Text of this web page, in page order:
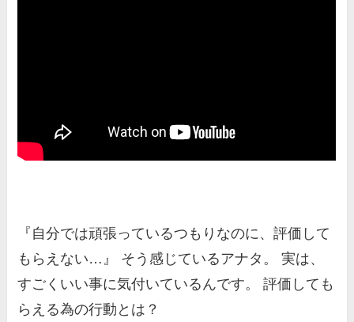
『自分では頑張っているつもりなのに、評価して
もらえない…』 そう感じているアナタ。 実は、
すごくいい事に気付いているんです。 評価しても
らえる為の行動とは？